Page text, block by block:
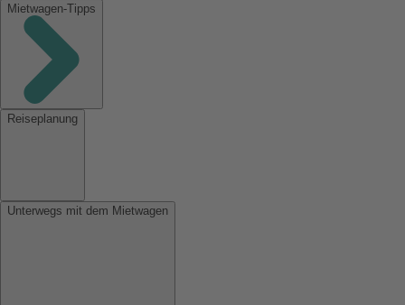
Mietwagen-Tipps
Reiseplanung
Unterwegs mit dem Mietwagen